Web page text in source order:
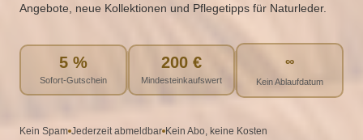
Angebote, neue Kollektionen und Pflegetipps für Naturleder.
5 %
Sofort-Gutschein
200 €
Mindesteinkaufswert
∞
Kein Ablaufdatum
Kein Spam Jederzeit abmeldbar Kein Abo, keine Kosten